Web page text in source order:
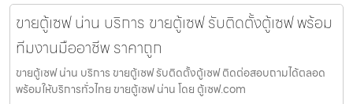
ขายตู้เซฟ น่าน บริการ ขายตู้เซฟ รับติดตั้งตู้เซฟ พร้อม
ทีมงานมืออาชีพ ราคาถูก
ขายตู้เซฟ น่าน บริการ ขายตู้เซฟ รับติดตั้งตู้เซฟ ติดต่อสอบถามได้ตลอด
พร้อมให้บริการทั่วไทย ขายตู้เซฟ น่าน โดย ตู้เซฟ.com